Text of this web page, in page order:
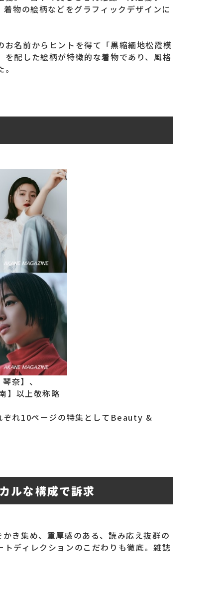
物の絵柄などをグラフィックデザインに
名前からヒントを得て「黒縮緬地松霞模
配した絵柄が特徴的な着物であり、風格
奈】、
】以上敬称略
ぞれ10ページの特集としてBeauty &
ルな構成で訴求
き集め、重厚感のある、読み応え抜群の
ディレクションのこだわりも徹底。雑誌